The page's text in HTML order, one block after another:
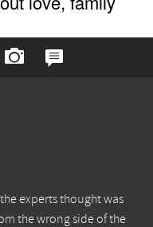
experts thought was
the wrong side of the